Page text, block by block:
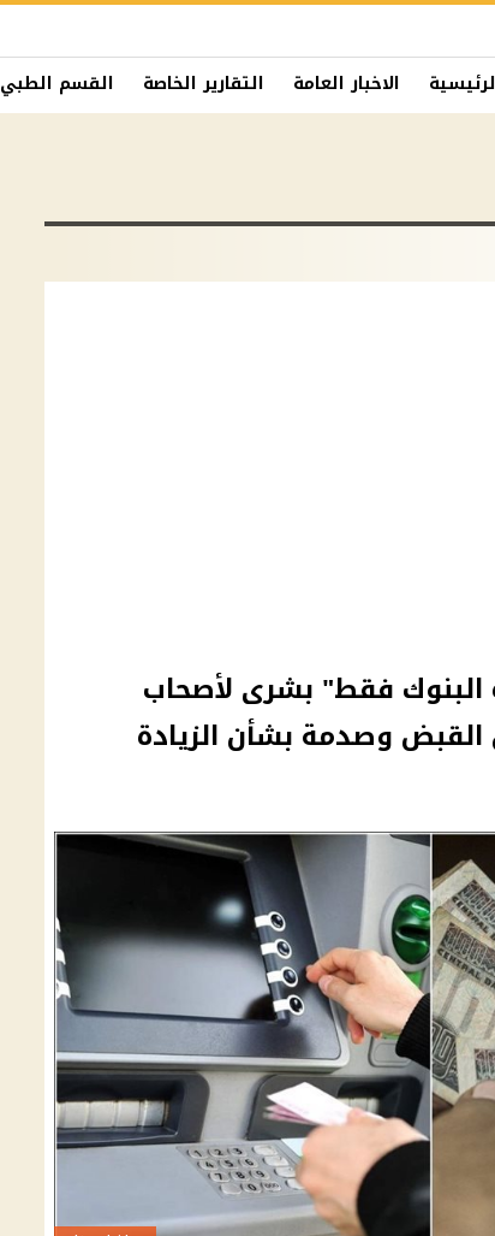
الاخبار العامة التقارير الخاصة القسم الطبي
البنوك فقط" بشرى لأصحاب
وصدمة بشأن الزيادة